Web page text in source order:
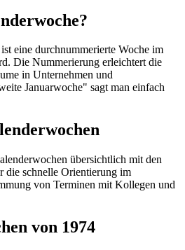
eine durchnummerierte Woche im
Die Nummerierung erleichtert die
in Unternehmen und
Januarwoche" sagt man einfach
übersichtlich mit den
die schnelle Orientierung im
von Terminen mit Kollegen und
von 1974